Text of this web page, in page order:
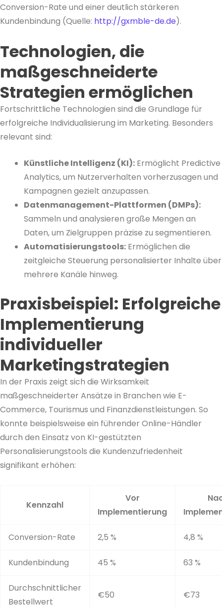
Conversion-Rate und einer deutlich stärkeren
Kundenbindung (Quelle: http://gxmble-de.de).
Technologien, die
maßgeschneiderte
Strategien ermöglichen
Fortschrittliche Technologien sind die Grundlage für
erfolgreiche Individualisierung im Marketing. Besonders
relevant sind:
Künstliche Intelligenz (KI): Ermöglicht Predictive
Analytics, um Nutzerverhalten vorherzusagen und
Kampagnen gezielt anzupassen.
Datenmanagement-Plattformen (DMPs):
Sammeln und analysieren große Mengen an
Daten, um Zielgruppen präzise zu segmentieren.
Automatisierungstools: Ermöglichen die
zeitgleiche Steuerung personalisierter Inhalte über
mehrere Kanäle hinweg.
Praxisbeispiel: Erfolgreiche
Implementierung
individueller
Marketingstrategien
In der Praxis zeigt sich die Wirksamkeit
maßgeschneiderter Ansätze in Branchen wie E-
Commerce, Tourismus und Finanzdienstleistungen. So
konnte beispielsweise ein führender Online-Händler
durch den Einsatz von KI-gestützten
Personalisierungstools die Kundenzufriedenheit
signifikant erhöhen:
Kennzahl
Vor
Implementierung
Conversion-Rate 2,5 % 4,8 %
Kundenbindung 45 % 63 %
Durchschnittlicher
Bestellwert
€50 €73